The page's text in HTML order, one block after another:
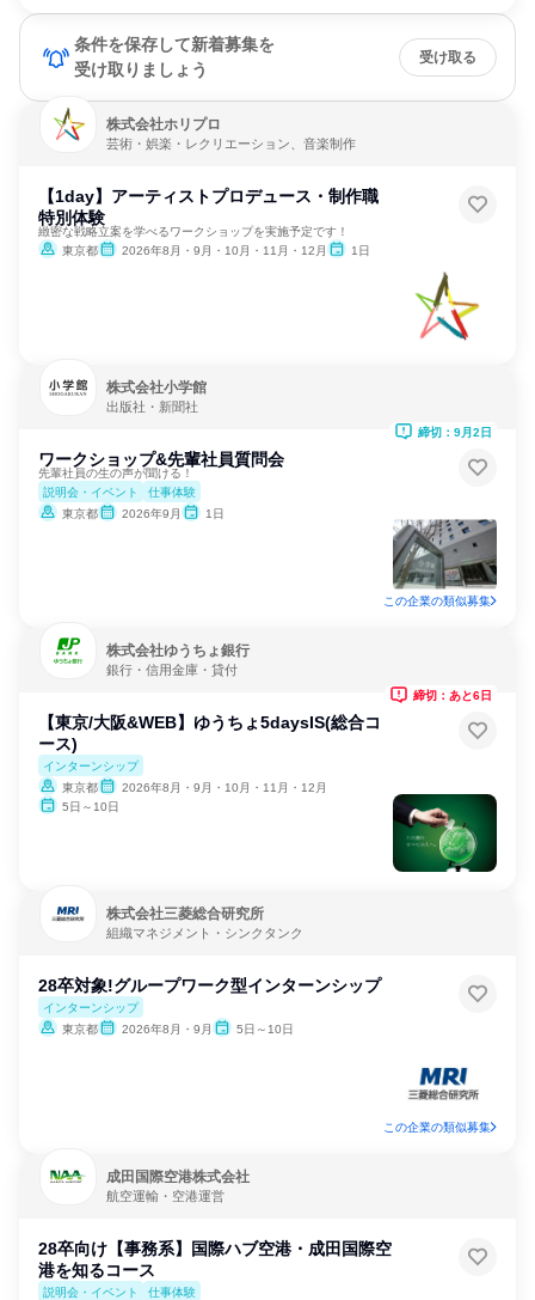
条件を保存して新着募集を
受け取りましょう
受け取る
株式会社ホリプロ
芸術・娯楽・レクリエーション、音楽制作
【1day】アーティストプロデュース・制作職
特別体験
緻密な戦略立案を学べるワークショップを実施予定です！
東京都
2026年8月・9月・10月・11月・12月 1日
株式会社小学館
出版社・新聞社
ワークショップ&先輩社員質問会
先輩社員の生の声が聞ける！
説明会・イベント
仕事体験
東京都
2026年9月 1日
締切：9月2日
この企業の類似募集
株式会社ゆうちょ銀行
銀行・信用金庫・貸付
【東京/大阪&WEB】ゆうちょ5daysIS(総合コ
ース)
インターンシップ
東京都
2026年8月・9月・10月・11月・12月
5日～10日
締切：あと6日
株式会社三菱総合研究所
組織マネジメント・シンクタンク
28卒対象!グループワーク型インターンシップ
インターンシップ
東京都
2026年8月・9月 5日～10日
この企業の類似募集
成田国際空港株式会社
航空運輸・空港運営
28卒向け【事務系】国際ハブ空港・成田国際空
港を知るコース
説明会・イベント
仕事体験